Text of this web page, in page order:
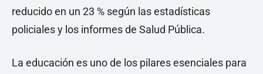
reducido en un 23 % según las estadísticas
policiales y los informes de Salud Pública.
La educación es uno de los pilares esenciales para